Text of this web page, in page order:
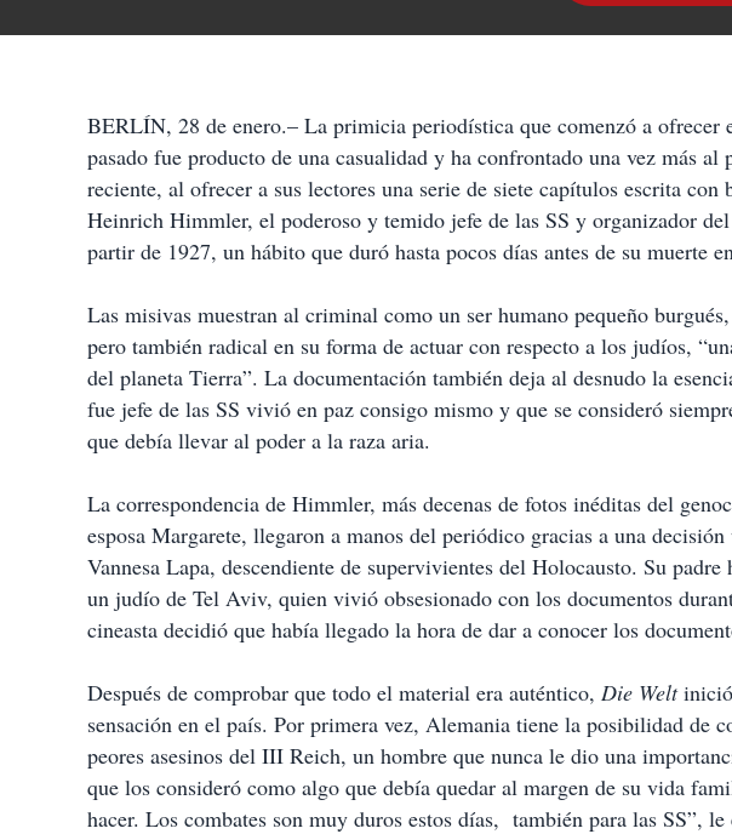
s
o
m
a
r
t
BERLÍN, 28 de enero.– La primicia periodística que comenzó a ofrecer
pasado fue producto de una casualidad y ha confrontado una vez más
reciente, al ofrecer a sus lectores una serie de siete capítulos escrita con
Heinrich Himmler, el poderoso y temido jefe de las SS y organizador
partir de 1927, un hábito que duró hasta pocos días antes de su muerte
Las misivas muestran al criminal como un ser humano pequeño
pero también radical en su forma de actuar con respecto a los judíos,
del planeta Tierra”. La documentación también deja al desnudo la
fue jefe de las SS vivió en paz consigo mismo y que se consideró
que debía llevar al poder a la raza aria.
La correspondencia de Himmler, más decenas de fotos inéditas del
esposa Margarete, llegaron a manos del periódico gracias a una
Vannesa Lapa, descendiente de supervivientes del Holocausto. Su
un judío de Tel Aviv, quien vivió obsesionado con los documentos
cineasta decidió que había llegado la hora de dar a conocer los
Después de comprobar que todo el material era auténtico, Die Weltinició
sensación en el país. Por primera vez, Alemania tiene la posibilidad de
peores asesinos del III Reich, un hombre que nunca le dio una
que los consideró como algo que debía quedar al margen de su vida
hacer. Los combates son muy duros estos días, también para las SS”,